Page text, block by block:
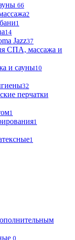
66
2
1
14
Jazz37
СПА, массажа и
и сауны10
32
перчатки
1
1
1
0